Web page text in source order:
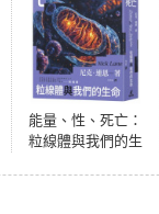
能量、性、死亡：
粒線體與我們的生